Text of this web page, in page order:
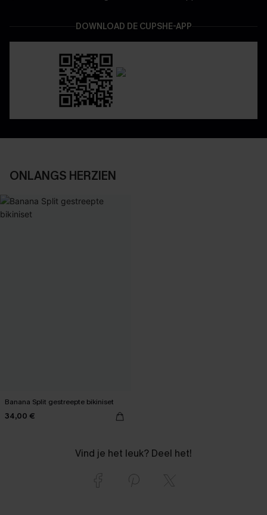
DOWNLOAD DE CUPSHE-APP
ONLANGS HERZIEN
Banana Split gestreepte bikiniset
34,00 €
Vind je het leuk? Deel het!